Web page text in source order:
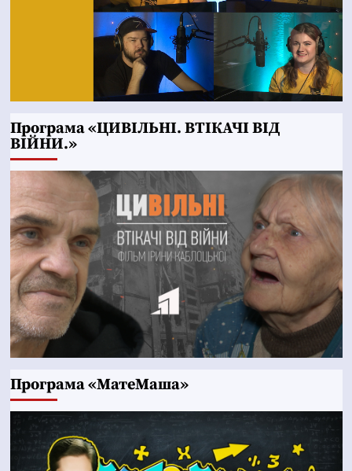
Програма «ЦИВІЛЬНІ. ВТІКАЧІ ВІД
ВІЙНИ.»
Програма «МатеМаша»